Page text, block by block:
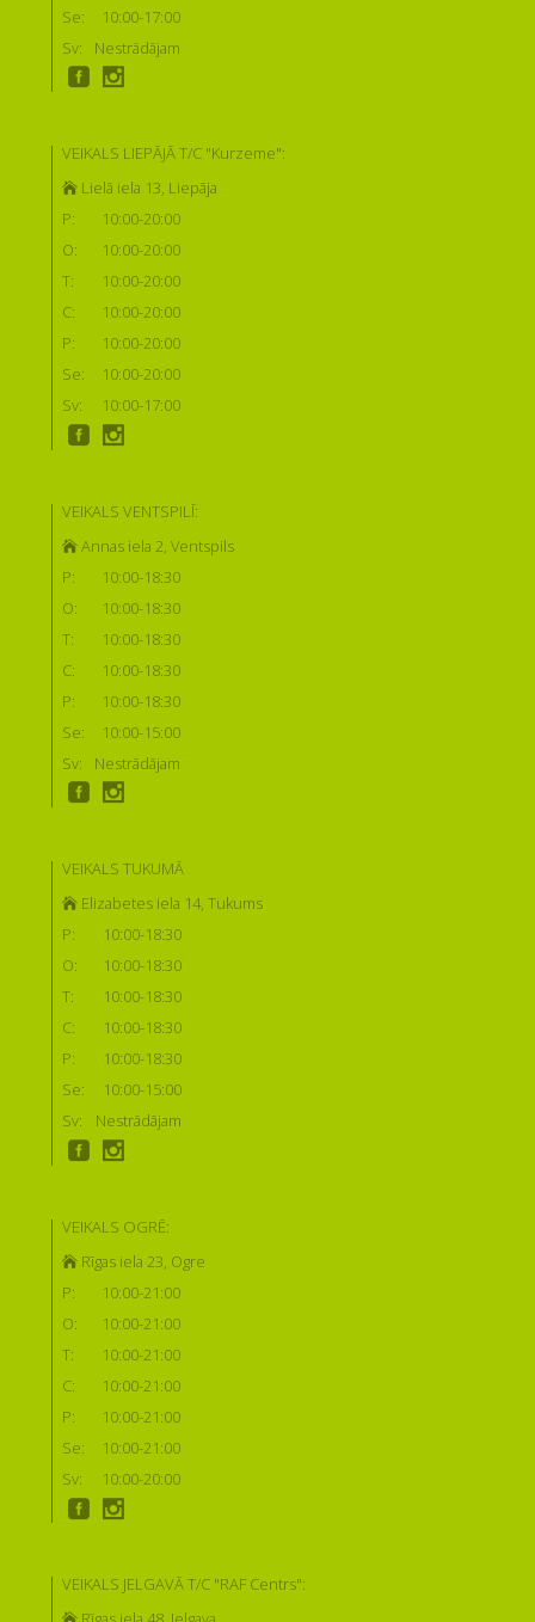
Se:
10:00-17:00
Sv:
Nestrādājam
VEIKALS LIEPĀJĀ T/C "Kurzeme":
Lielā iela 13, Liepāja
P:
10:00-20:00
O:
10:00-20:00
T:
10:00-20:00
C:
10:00-20:00
P:
10:00-20:00
Se:
10:00-20:00
Sv:
10:00-17:00
VEIKALS VENTSPILĪ:
Annas iela 2, Ventspils
P:
10:00-18:30
O:
10:00-18:30
T:
10:00-18:30
C:
10:00-18:30
P:
10:00-18:30
Se:
10:00-15:00
Sv:
Nestrādājam
VEIKALS TUKUMĀ
Elizabetes iela 14, Tukums
P:
10:00-18:30
O:
10:00-18:30
T:
10:00-18:30
C:
10:00-18:30
P:
10:00-18:30
Se:
10:00-15:00
Sv:
Nestrādājam
VEIKALS OGRĒ:
Rīgas iela 23, Ogre
P:
10:00-21:00
O:
10:00-21:00
T:
10:00-21:00
C:
10:00-21:00
P:
10:00-21:00
Se:
10:00-21:00
Sv:
10:00-20:00
VEIKALS JELGAVĀ T/C "RAF Centrs":